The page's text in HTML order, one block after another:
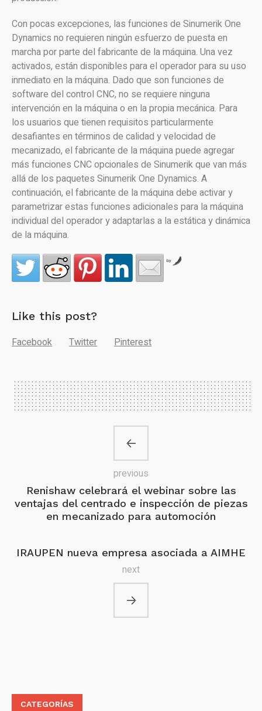
Con pocas excepciones, las funciones de Sinumerik One
Dynamics no requieren ningún esfuerzo de puesta en
marcha por parte del fabricante de la máquina. Una vez
activados, están disponibles para el operador para su uso
inmediato en la máquina. Dado que son funciones de
software del control CNC, no se requiere ninguna
intervención en la máquina o en la propia mecánica. Para
los usuarios que tienen requisitos particularmente
desafiantes en términos de calidad y velocidad de
mecanizado, el fabricante de la máquina puede agregar
más funciones CNC opcionales de Sinumerik que van más
allá de los paquetes Sinumerik One Dynamics. A
continuación, el fabricante de la máquina debe activar y
parametrizar estas funciones adicionales para la máquina
individual del operador y adaptarlas a la estática y dinámica
de la máquina.
by
Like this post?
Facebook
Twitter Pinterest
Renishaw celebrará el webinar sobre las
ventajas del centrado e inspección de piezas
en mecanizado para automoción
previous
IRAUPEN nueva empresa asociada a AIMHE
next
CATEGORÍAS